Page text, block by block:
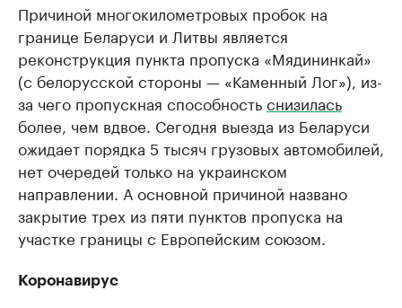
Причиной многокилометровых пробок на
границе Беларуси и Литвы является
реконструкция пункта пропуска «Мядининкай»
(с белорусской стороны — «Каменный Лог»), из-
за чего пропускная способностьснизилась
более, чем вдвое. Сегодня выезда из Беларуси
ожидает порядка 5 тысяч грузовых автомобилей,
нет очередей только на украинском
направлении. А основной причиной названо
закрытие трех из пяти пунктов пропуска на
участке границы с Европейским союзом.
Коронавирус